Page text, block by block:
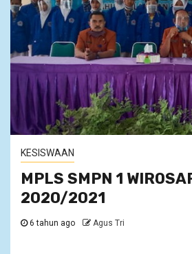
KESISWAAN
MPLS SMPN 1
2020/2021
6 tahun ago Agus Tri